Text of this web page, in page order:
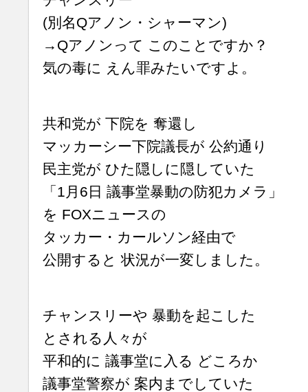
(別名Qアノン・シャーマン)
→Qアノンって このことですか？
気の毒に えん罪みたいですよ。
共和党が 下院を 奪還し
マッカーシー下院議長が 公約通り
民主党が ひた隠しに隠していた
「1月6日 議事堂暴動の防犯カメラ」
を FOXニュースの
タッカー・カールソン経由で
公開すると 状況が一変しました。
チャンスリーや 暴動を起こした
とされる人々が
平和的に 議事堂に入る どころか
議事堂警察が 案内までしていた